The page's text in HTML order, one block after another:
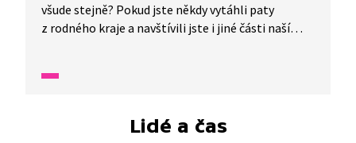
všude stejně? Pokud jste někdy vytáhli paty
z rodného kraje a navštívili jste i jiné části naší
i slova, na která z domova nejste zvyklí. Inu, jiný
Lidé a čas